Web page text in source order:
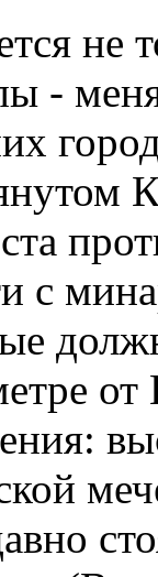
не
-
с
от